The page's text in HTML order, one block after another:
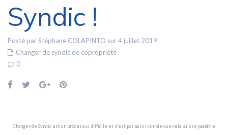
Syndic !
Posté par Stéphane COLAPINTO sur 4 juillet 2019
Changer de syndic de copropriété
0
Changer de Syndic est un processus difficile et n’est pas aussi simple que cela puisse paraître